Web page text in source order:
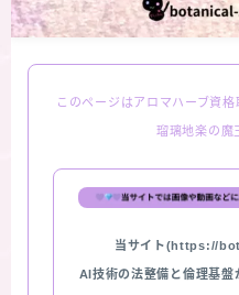
このページはアロマハーブ資
瑠璃地楽の魔
当サイト(https://
AI技術の法整備と倫理基盤